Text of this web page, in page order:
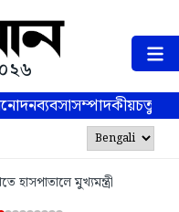
ব্যবসাসম্পাদকীয়
হাসপাতালে মুখ্যমন্ত্রী